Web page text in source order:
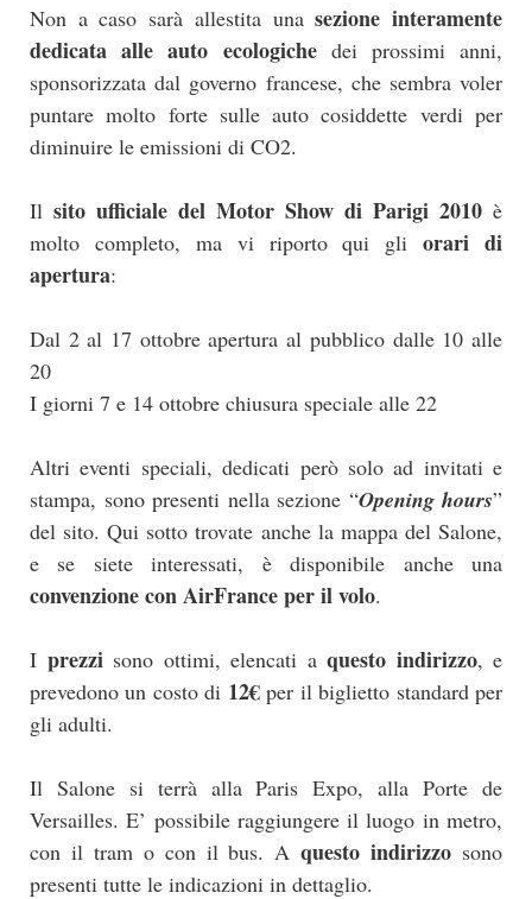
Non a caso sarà allestita unasezione interamente
dedicata alle auto ecologichedei prossimi anni,
sponsorizzata dal governo francese, che sembra voler
puntare molto forte sulle auto cosiddette verdi per
diminuire le emissioni di CO2.
Il sito ufficiale del Motor Show di Parigi 2010 è
molto completo, ma vi riporto qui gliorari di
apertura:
Dal 2 al 17 ottobre apertura al pubblico dalle 10 alle
20
I giorni 7 e 14 ottobre chiusura speciale alle 22
Altri eventi speciali, dedicati però solo ad invitati e
stampa, sono presenti nella sezione “Opening hours”
del sito. Qui sotto trovate anche la mappa del Salone,
e se siete interessati, è disponibile anche una
convenzione con AirFrance per il volo.
I prezzi sono ottimi, elencati a questo indirizzo, e
prevedono un costo di 12€per il biglietto standard per
gli adulti.
Il Salone si terrà alla Paris Expo, alla Porte de
Versailles. E’ possibile raggiungere il luogo in metro,
con il tram o con il bus. Aquesto indirizzo sono
presenti tutte le indicazioni in dettaglio.